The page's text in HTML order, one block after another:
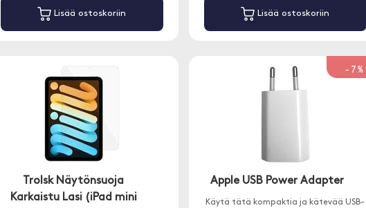
Lisää ostoskoriin Lisää ostoskoriin
Trolsk Näytönsuoja
Karkaistu Lasi (iPad mini
-7%
Apple USB Power Adapter
Käytä tätä kompaktia ja kätevää USB-